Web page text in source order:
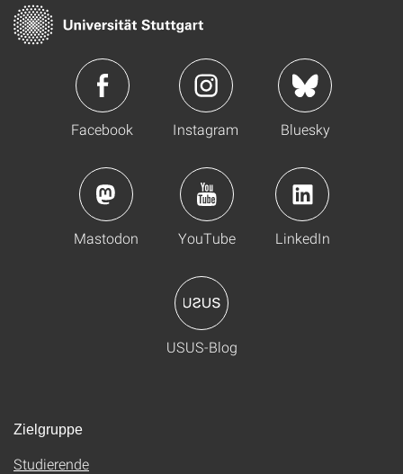
Facebook Instagram Bluesky
Mastodon YouTube LinkedIn
USUS-Blog
Zielgruppe
Studierende